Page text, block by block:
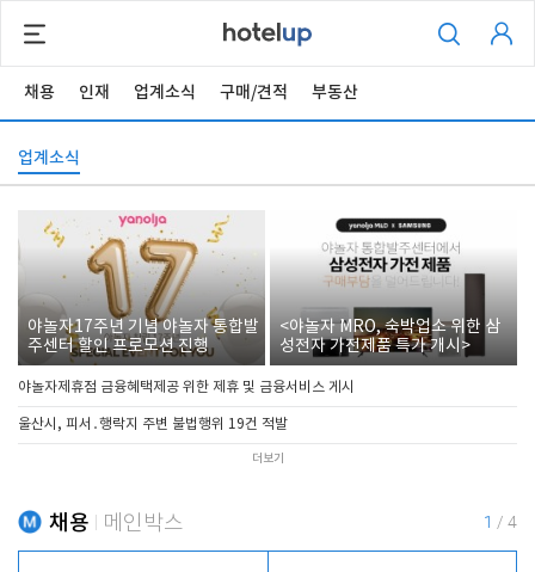
채용 인재 업계소식 구매/견적 부동산
업계소식
야놀자17주년 기념 야놀자 통합발
주센터 할인 프로모션 진행
<야놀자 MRO, 숙박업소 위한 삼
성전자 가전제품 특가 개시>
야놀자제휴점 금융혜택제공 위한 제휴 및 금융서비스 게시
울산시, 피서․행락지 주변 불법행위 19건 적발
더보기
채용 메인박스 1 / 4